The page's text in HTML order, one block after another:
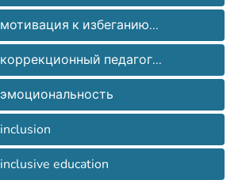
мотивация к избеганию...
коррекционный педагог...
эмоциональность
inclusion
inclusive education